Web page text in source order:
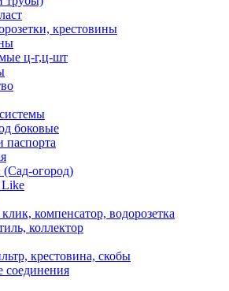
крестовины
ц-г,ц-шт
боковые
паспорта
огород)
компенсатор, водорозетка
коллектор
крестовина, скобы
соединения